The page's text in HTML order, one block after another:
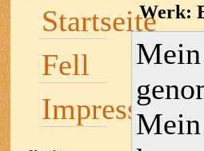
Startseite
Fell
Impressum
Werk: